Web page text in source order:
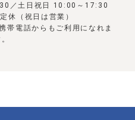
／土日祝日 10:00～17:30
休（祝日は営業）
電話からもご利用になれま